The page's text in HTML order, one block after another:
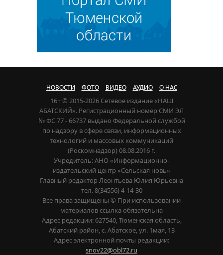
НОВОСТИ ФОТО ВИДЕО АУДИО О НАС
16+ © 2015-2026 Сетевое издание «НАШ
АБАТСКИЙ». Регистрационный номер СМИ ЭЛ
№ ФС 77 - 66737 выдано Федеральной службой
по надзору в сфере связи, информационных
технологий и массовых коммуникаций
(Роскомнадзор) 08.08.2016 г.
Учредитель: АНО «Информационно-
издательский центр «Сельская новь»
Главный редактор Леонтьева Юлия Юрьевна
тел. 8(34556) 4-14-30
Все права защищены © При использовании
материалов ссылка обязательна
Адрес редакции: 627540, Тюменская область,
Абатский район, с. Абатское, ул. 1мая, 13
Адрес электронной почты редакции:
snov22@obl72.ru